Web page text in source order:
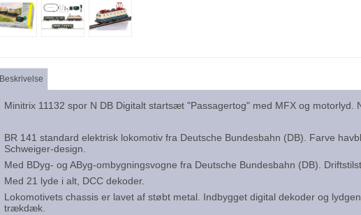
Beskrivelse
Minitrix 11132 spor N DB Digitalt startsæt "Passagertog" med MFX og motorlyd.
BR 141 standard elektrisk lokomotiv fra Deutsche Bundesbahn (DB). Farve
Schweiger-design.
Med BDyg- og AByg-ombygningsvogne fra Deutsche Bundesbahn (DB).
Med 21 lyde i alt, DCC dekoder.
Lokomotivets chassis er lavet af støbt metal. Indbygget digital dekoder og
trækdæk.